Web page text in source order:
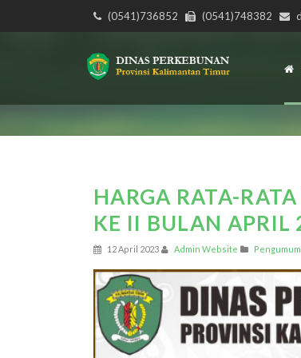
(0541)736852 (0541)748382
HARGA RATA-
KE II BULAN APRIL
12 April 2023 Admin Website